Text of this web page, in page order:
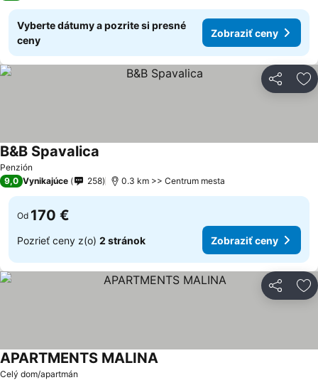
Vyberte dátumy a pozrite si presné
ceny
Zobraziť ceny
Zdieľať
Penzión
B&B Spavalica
9,0 Vynikajúce 258 0.3 km >> Centrum mesta
Od 170 €
Pozrieť ceny z(o) 2 stránok Zobraziť ceny
Zdieľať
Celý dom/apartmán
APARTMENTS MALINA